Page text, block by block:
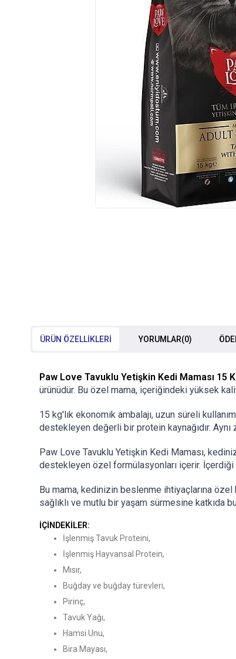
ÜRÜN ÖZELLIKLERI YORUMLAR(0)
Paw Love Tavuklu Yetişkin Kedi Maması 15
ürünüdür. Bu özel mama, içeriğindeki yüksek
15 kg'lık ekonomik ambalajı, uzun süreli
destekleyen değerli bir protein kaynağıdır.
Paw Love Tavuklu Yetişkin Kedi Maması,
destekleyen özel formülasyonları içerir.
Bu mama, kedinizin beslenme ihtiyaçlarına
sağlıklı ve mutlu bir yaşam sürmesine katkıda
İÇİNDEKİLER:
İşlenmiş Tavuk Proteini,
İşlenmiş Hayvansal Protein,
Mısır,
Buğday ve buğday türevleri,
Pirinç,
Tavuk Yağı,
Hamsi Unu,
Bira Mayası,